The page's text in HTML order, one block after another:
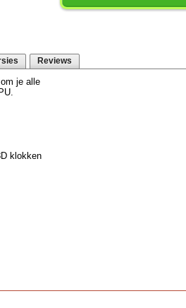
Reviews
je alle
klokken